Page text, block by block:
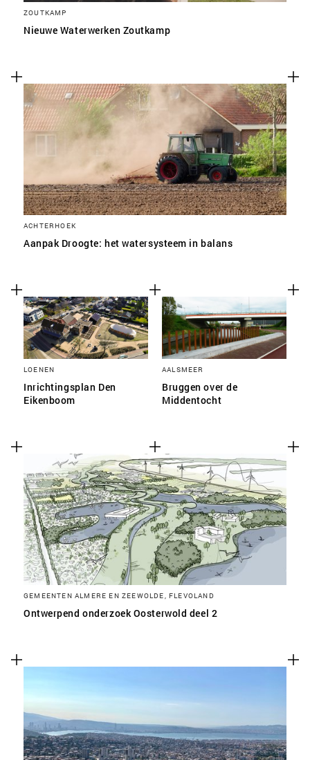
ZOUTKAMP
Nieuwe Waterwerken Zoutkamp
ACHTERHOEK
Aanpak Droogte: het watersysteem in balans
LOENEN
Inrichtingsplan Den
Eikenboom
AALSMEER
Bruggen over de
Middentocht
GEMEENTEN ALMERE EN ZEEWOLDE, FLEVOLAND
Ontwerpend onderzoek Oosterwold deel 2